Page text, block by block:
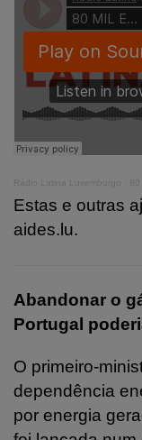
Rádio Latina Luxemburgo
Estas e outras
aides.lu.
Abandonar o
Portugal
O primeiro-
dependência
por energia